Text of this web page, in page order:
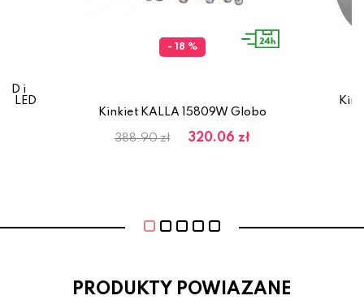
i
LED
- 18 %
Kinkiet KALLA 15809W Globo
388.90 zł 320.06 zł
PRODUKTY POWIAZANE